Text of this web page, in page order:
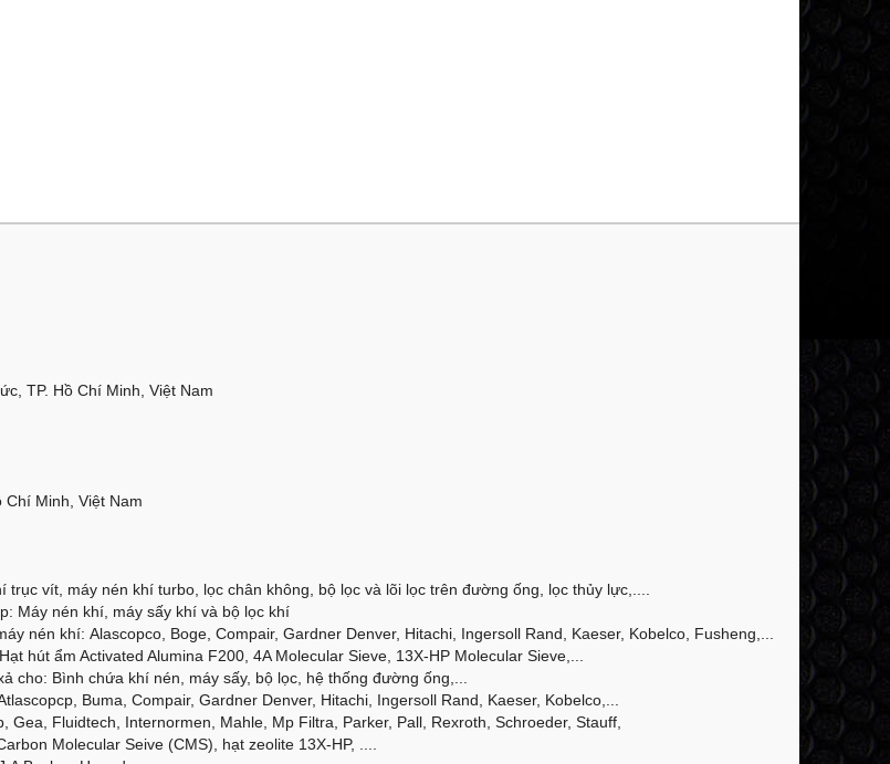
TP. Hồ Chí Minh, Việt Nam
Minh, Việt Nam
vít, máy nén khí turbo, lọc chân không, bộ lọc và lõi lọc trên đường ống, lọc thủy lực,....
Máy nén khí, máy sấy khí và bộ lọc khí
nén khí: Alascopco, Boge, Compair, Gardner Denver, Hitachi, Ingersoll Rand, Kaeser, Kobelco, Fusheng,...
hút ẩm Activated Alumina F200, 4A Molecular Sieve, 13X-HP Molecular Sieve,...
Bình chứa khí nén, máy sấy, bộ lọc, hệ thống đường ống,...
Buma, Compair, Gardner Denver, Hitachi, Ingersoll Rand, Kaeser, Kobelco,...
Fluidtech, Internormen, Mahle, Mp Filtra, Parker, Pall, Rexroth, Schroeder, Stauff,
Molecular Seive (CMS), hạt zeolite 13X-HP, ....